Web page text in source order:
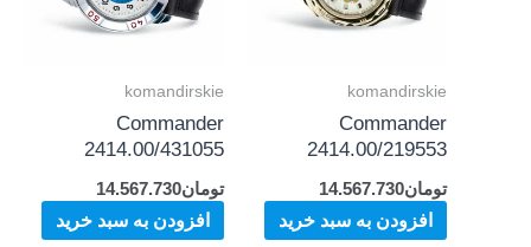
komandirskie
Commander
2414.00/219553
تومان14.567.730
افزودن به سبد خرید
komandirskie
Commander
2414.00/431055
تومان14.567.730
افزودن به سبد خرید